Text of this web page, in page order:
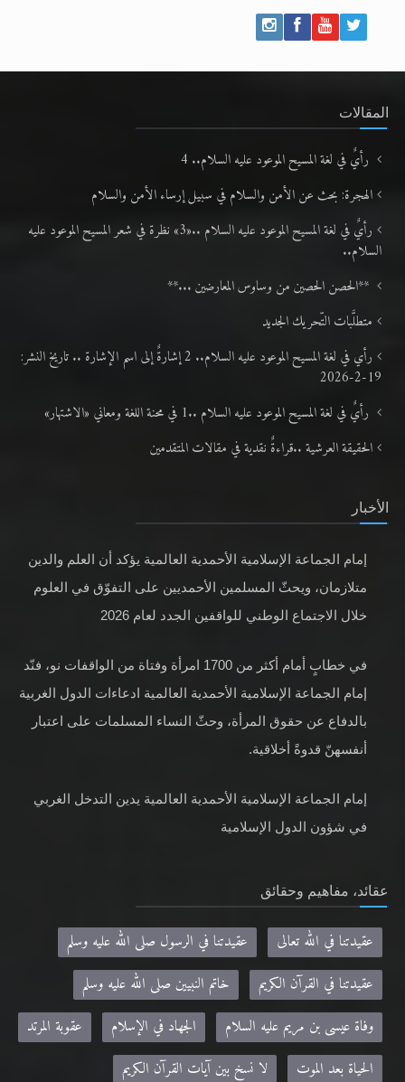
المقالات
رأيٌ في لغة المسيح الموعود عليه السلام.. 4
الهجرة: بحث عن الأمن والسلام في سبيل إرساء الأمن والسلام
رأيٌ في لغة المسيح الموعود عليه السلام ..«3» نظرة في شعر المسيح الموعود عليه
السلام..
**الحصن الحصين من وساوس المعارضين ...**
متطلَّبات التّحريك الجديد
رأي في لغة المسيح الموعود عليه السلام.. 2 إشارةٌ إلى اسم الإشارة .. تاريخ النشر:
19-2-2026
رأيٌ في لغة المسيح الموعود عليه السلام ..1 في محنة اللغة ومعاني «الاشتهار»
الحقيقة العرشية ..قراءةٌ نقدية في مقالات المتقدمين
الأخبار
إمام الجماعة الإسلامية الأحمدية العالمية يؤكد أن العلم والدين
متلازمان، ويحثّ المسلمين الأحمديين على التفوّق في العلوم
خلال الاجتماع الوطني للواقفين الجدد لعام 2026
في خطابٍ أمام أكثر من 1700 امرأة وفتاة من الواقفات نو، فنّد
إمام الجماعة الإسلامية الأحمدية العالمية ادعاءات الدول الغربية
بالدفاع عن حقوق المرأة، وحثّ النساء المسلمات على اعتبار
أنفسهنّ قدوةً أخلاقية.
إمام الجماعة الإسلامية الأحمدية العالمية يدين التدخل الغربي
في شؤون الدول الإسلامية
عقائد، مفاهيم وحقائق
عقيدتنا في الله تعالى
عقيدتنا في الرسول صلى الله عليه وسلم
عقيدتنا في القرآن الكريم
خاتم النبيين صلى الله عليه وسلم
وفاة عيسى بن مريم عليه السلام
الجهاد في الإسلام
عقوبة المرتد
الحياة بعد الموت
لا نسخ بين آيات القرآن الكريم